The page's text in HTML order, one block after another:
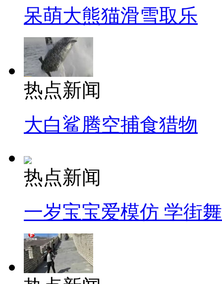
呆萌大熊猫滑雪取乐
热点新闻
大白鲨腾空捕食猎物
热点新闻
一岁宝宝爱模仿 学街